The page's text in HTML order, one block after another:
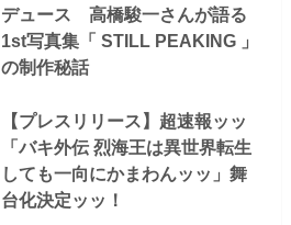
デュース 高橋駿一さんが語る
1st写真集「 STILL PEAKING 」
の制作秘話
【プレスリリース】超速報ッッ
「バキ外伝 烈海王は異世界転生
しても一向にかまわんッッ」舞
台化決定ッッ！